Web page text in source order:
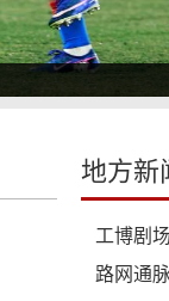
首演
地方新
工博剧
路网通